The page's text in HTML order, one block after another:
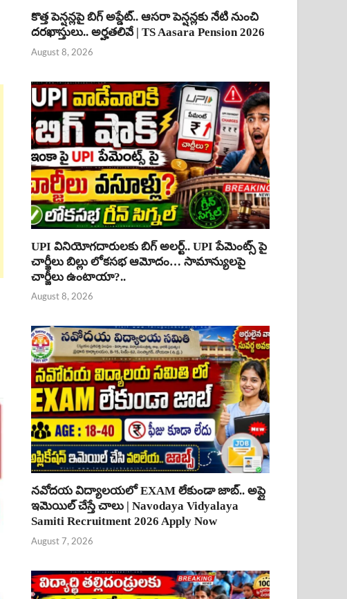
కొత్త పెన్షన్లపై బిగ్ అప్డేట్.. ఆసరా పెన్షన్లకు నేటి నుంచి
దరఖాస్తులు.. అర్హతలివే | TS Aasara Pension 2026
August 8, 2026
UPI వినియోగదారులకు బిగ్ అలర్ట్.. UPI పేమెంట్స్ పై
చార్జీలు బిల్లు లోకసభ ఆమోదం… సామాన్యులపై
చార్జీలు ఉంటాయా?..
August 8, 2026
నవోదయ విద్యాలయలో EXAM లేకుండా జాబ్.. అప్లై
ఇమెయిల్ చేస్తే చాలు | Navodaya Vidyalaya
Samiti Recruitment 2026 Apply Now
August 7, 2026